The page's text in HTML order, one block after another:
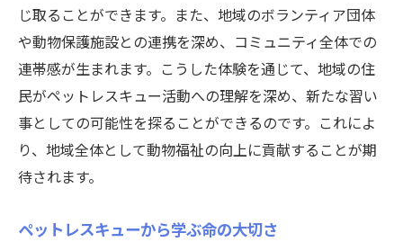
じ取ることができます。また、地域のボランティア団体
や動物保護施設との連携を深め、コミュニティ全体での
連帯感が生まれます。こうした体験を通じて、地域の住
民がペットレスキュー活動への理解を深め、新たな習い
事としての可能性を探ることができるのです。これによ
り、地域全体として動物福祉の向上に貢献することが期
待されます。
ペットレスキューから学ぶ命の大切さ